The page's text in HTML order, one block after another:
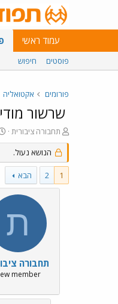
עמוד ראשי
פוסטים חיפוש
פורומים אקטואליה
שרשור מודיעין
פ
ו
ת
ח
ה
נ
תחבורה ציבורית
הנושא נעול.
1
2 הבא
ת
תחבורה
member